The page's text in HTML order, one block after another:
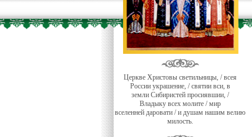
Церкве Христовы светильницы, / всея
России украшение, / святии вси, в
земли Сибиристей просиявшии, /
Владыку всех молите / мир
вселенней даровати / и душам нашим велию
милость.